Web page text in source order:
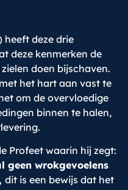
heeft deze drie
deze kenmerken de
doen bijschaven.
het hart aan vast te
om de overvloedige
binnen te halen,
Profeet waarin hij zegt:
geen wrokgevoelens
dit is een bewijs dat het